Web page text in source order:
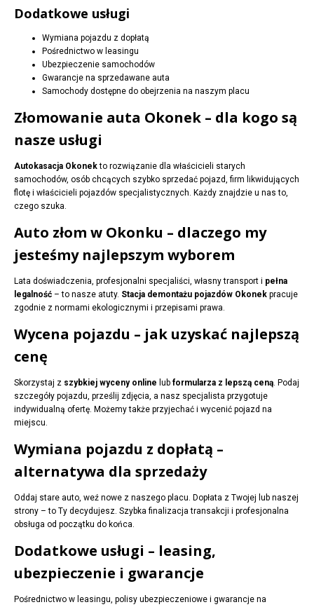
Dodatkowe usługi
Wymiana pojazdu z dopłatą
Pośrednictwo w leasingu
Ubezpieczenie samochodów
Gwarancje na sprzedawane auta
Samochody dostępne do obejrzenia na naszym placu
Złomowanie auta Okonek – dla kogo są
nasze usługi
Autokasacja Okonekto rozwiązanie dla właścicieli starych
samochodów, osób chcących szybko sprzedać pojazd, firm likwidujących
flotę i właścicieli pojazdów specjalistycznych. Każdy znajdzie u nas to,
czego szuka.
Auto złom w Okonku – dlaczego my
jesteśmy najlepszym wyborem
Lata doświadczenia, profesjonalni specjaliści, własny transport i pełna
legalność – to nasze atuty. Stacja demontażu pojazdów Okonek pracuje
zgodnie z normami ekologicznymi i przepisami prawa.
Wycena pojazdu – jak uzyskać najlepszą
cenę
Skorzystaj z szybkiej wyceny online lub formularza z lepszą ceną. Podaj
szczegóły pojazdu, prześlij zdjęcia, a nasz specjalista przygotuje
indywidualną ofertę. Możemy także przyjechać i wycenić pojazd na
miejscu.
Wymiana pojazdu z dopłatą –
alternatywa dla sprzedaży
Oddaj stare auto, weź nowe z naszego placu. Dopłata z Twojej lub naszej
strony – to Ty decydujesz. Szybka finalizacja transakcji i profesjonalna
obsługa od początku do końca.
Dodatkowe usługi – leasing,
ubezpieczenie i gwarancje
Pośrednictwo w leasingu, polisy ubezpieczeniowe i gwarancje na